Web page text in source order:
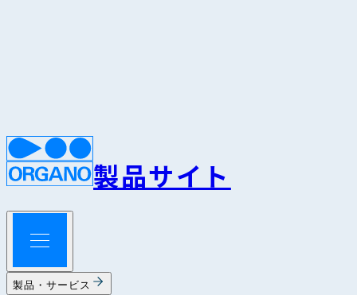
製品サイト
製品・サービス